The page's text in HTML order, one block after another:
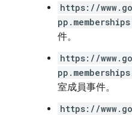
https://
pp.memberships
件。
https://
室成員事件。
https://